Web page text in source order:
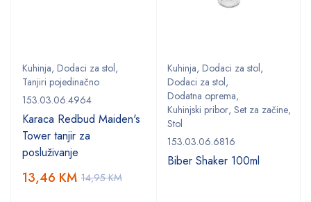
Kuhinja, Dodaci za stol,
Tanjiri pojedinačno
153.03.06.4964
Karaca Redbud Maiden's
Tower tanjir za
posluživanje
14,95KM
13,46 KM
Kuhinja, Dodaci za stol,
Dodaci za stol,
Dodatna oprema,
Kuhinjski pribor, Set za začine,
Stol
153.03.06.6816
Biber Shaker 100ml